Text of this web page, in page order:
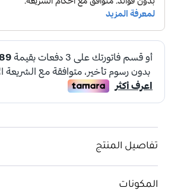
تفاصيل المنتج
المكونات